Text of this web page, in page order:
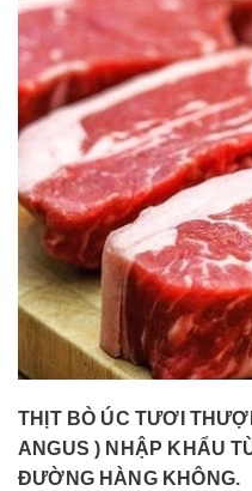
THỊT BÒ ÚC TƯƠI
ANGUS ) NHẬP KHẨU
ĐƯỜNG HÀNG KHÔNG.